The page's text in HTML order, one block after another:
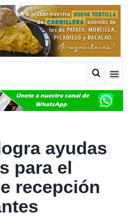
ayudas
para el
recepción